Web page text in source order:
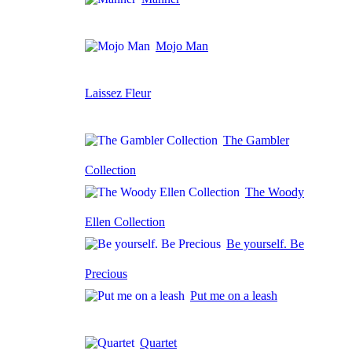
Mojo Man
Laissez Fleur
The Gambler
Collection
The Woody
Ellen Collection
Be yourself. Be
Precious
Put me on a leash
Quartet